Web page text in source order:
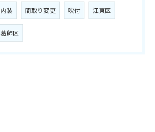
内装 間取り変更 吹付 江東区
葛飾区